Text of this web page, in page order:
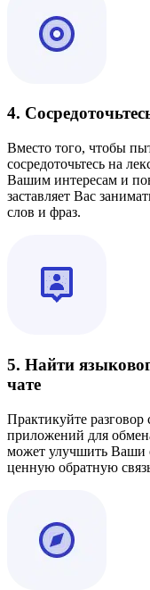
4.
Вместо того, чтобы
сосредоточьтесь на
Вашим интересам и
заставляет Вас
слов и фраз.
5. Найти
чате
Практикуйте
приложений для
может улучшить Ваши
ценную обратную